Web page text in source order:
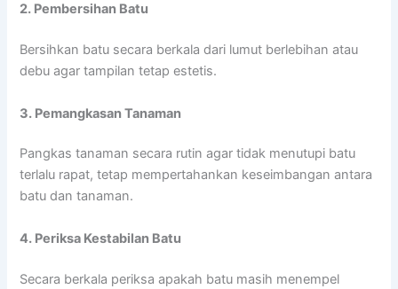
2. Pembersihan Batu
Bersihkan batu secara berkala dari lumut berlebihan atau
debu agar tampilan tetap estetis.
3. Pemangkasan Tanaman
Pangkas tanaman secara rutin agar tidak menutupi batu
terlalu rapat, tetap mempertahankan keseimbangan antara
batu dan tanaman.
4. Periksa Kestabilan Batu
Secara berkala periksa apakah batu masih menempel